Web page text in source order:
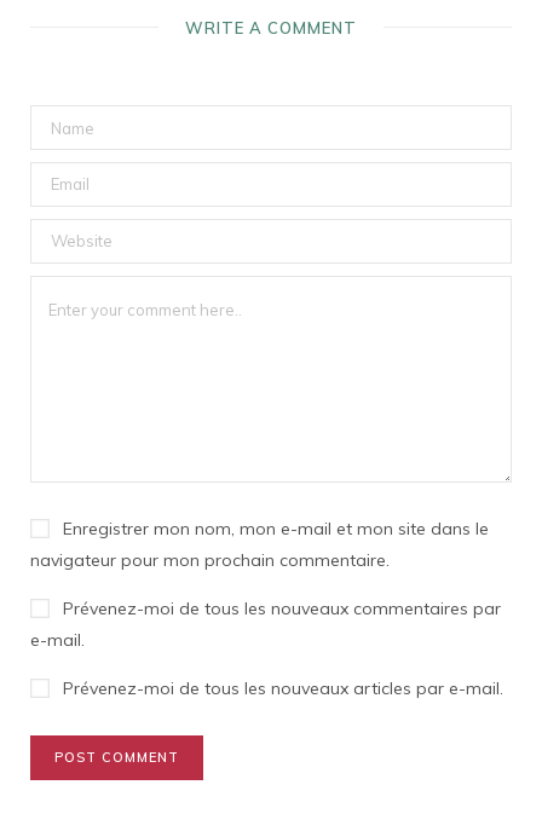
WRITE A COMMENT
Enregistrer mon nom, mon e-mail et mon site dans le
navigateur pour mon prochain commentaire.
Prévenez-moi de tous les nouveaux commentaires par
e-mail.
Prévenez-moi de tous les nouveaux articles par e-mail.